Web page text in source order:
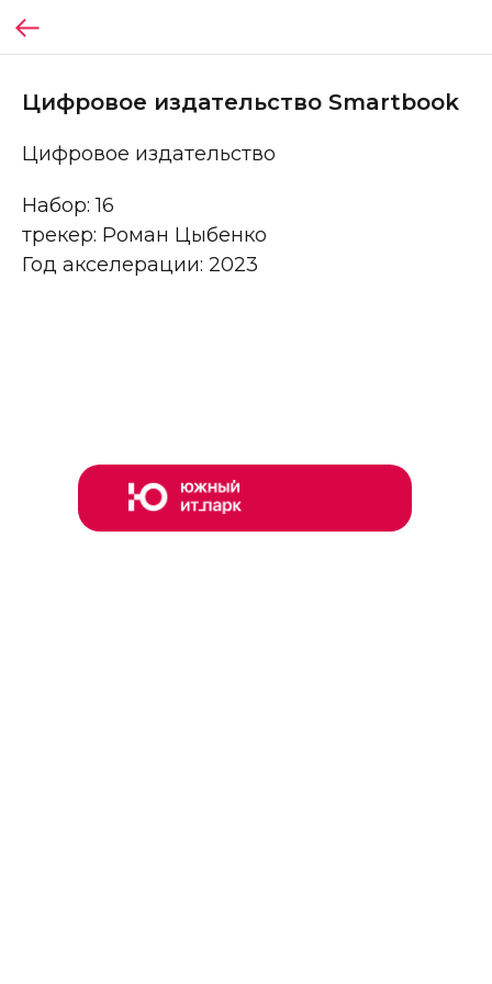
Цифровое издательство Smartbook
Цифровое издательство
Набор: 16
трекер: Роман Цыбенко
Год акселерации: 2023